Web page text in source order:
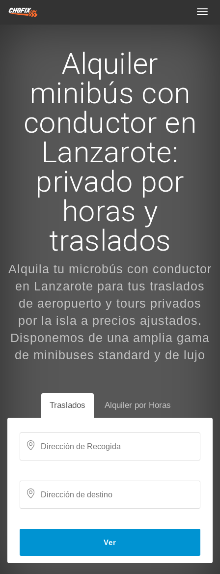
Alquiler
minibús con
conductor en
Lanzarote:
privado por
horas y
traslados
Alquila tu microbús con conductor
en Lanzarote para tus traslados
de aeropuerto y tours privados
por la isla a precios ajustados.
Disponemos de una amplia gama
de minibuses standard y de lujo
Traslados Alquiler por Horas
Ver